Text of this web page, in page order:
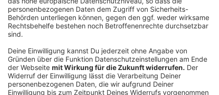
beträufeln
Mehl und 1 TL Salz gut mischen und auf einen
flachen Teller geben. Die Heringe darin wenden
Das Öl erhitzen und die Heringe darin von jeder
Seite etwa fünf Minuten braten.
Die Heringe mit der Marinade übergießen. Die
Heringe in der Marinade zwei Tage im Kühlschrank